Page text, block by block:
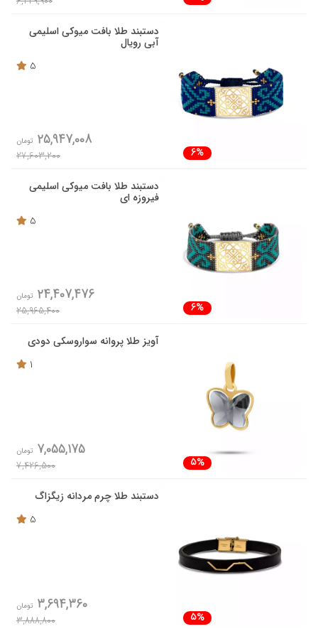
دستبند طلا بافت میوکی اسلیمی
آبی رویال
5
6%
25,947,008 تومان
27,603,200
دستبند طلا بافت میوکی اسلیمی
فیروزه ای
5
6%
24,407,476 تومان
25,965,400
آویز طلا پروانه سواروسکی دودی
1
5%
7,055,175 تومان
7,426,500
دستبند طلا چرم مردانه زیگزاگ
5
5%
3,694,360 تومان
3,888,800